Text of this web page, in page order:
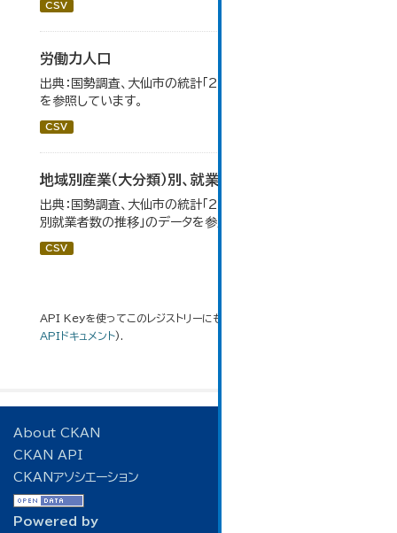
CSV
労働力人口
出典：国勢調査、大仙市の統計「2-6 労働力人口」のデータ
を参照しています。
CSV
地域別産業（大分類）別、就業者数
出典：国勢調査、大仙市の統計「2-8 地域別産業（大分類）
別就業者数の推移」のデータを参照しています。
CSV
API Keyを使ってこのレジストリーにもアクセス可能です
APIドキュメント).
About CKAN
CKAN API
CKANアソシエーション
Powered by